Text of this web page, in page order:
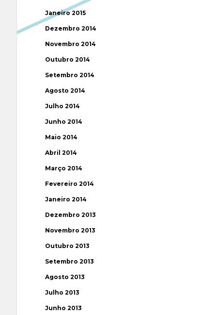
Janeiro 2015
Dezembro 2014
Novembro 2014
Outubro 2014
Setembro 2014
Agosto 2014
Julho 2014
Junho 2014
Maio 2014
Abril 2014
Março 2014
Fevereiro 2014
Janeiro 2014
Dezembro 2013
Novembro 2013
Outubro 2013
Setembro 2013
Agosto 2013
Julho 2013
Junho 2013